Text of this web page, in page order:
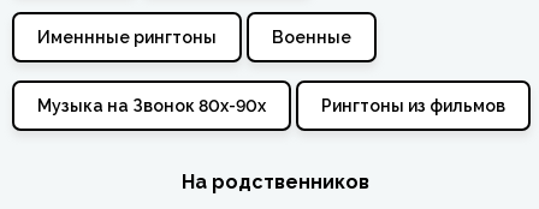
Именнные рингтоны Военные
Музыка на Звонок 80х-90х Рингтоны из фильмов
На родственников